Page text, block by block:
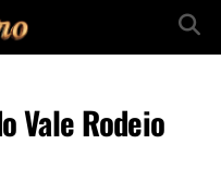
Vale Rodeio